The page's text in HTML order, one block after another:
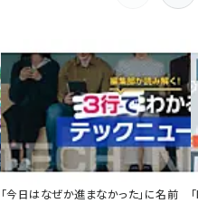
「今日はなぜか進まなかった」に名前